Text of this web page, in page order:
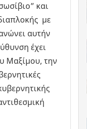
και
με
αυτήν
έχει
Μαξίμου, την